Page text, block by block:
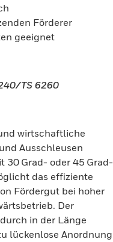
Förderer
geeignet
TS 6260
wirtschaftliche
Ausschleusen
30 Grad- oder 45 Grad-
das effiziente
Fördergut bei hoher
Der
in der Länge
lückenlose Anordnung